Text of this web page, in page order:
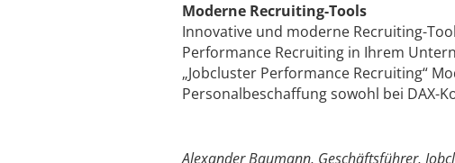
Moderne Recruiting-Tools
Innovative und moderne Recruit­ing-
Performance Recruiting in Ihrem
„Jobcluster Performance Recruit­ing“
Personalbeschaffung sowohl bei DAX-
Alexander Baumann, Geschäftsführer,